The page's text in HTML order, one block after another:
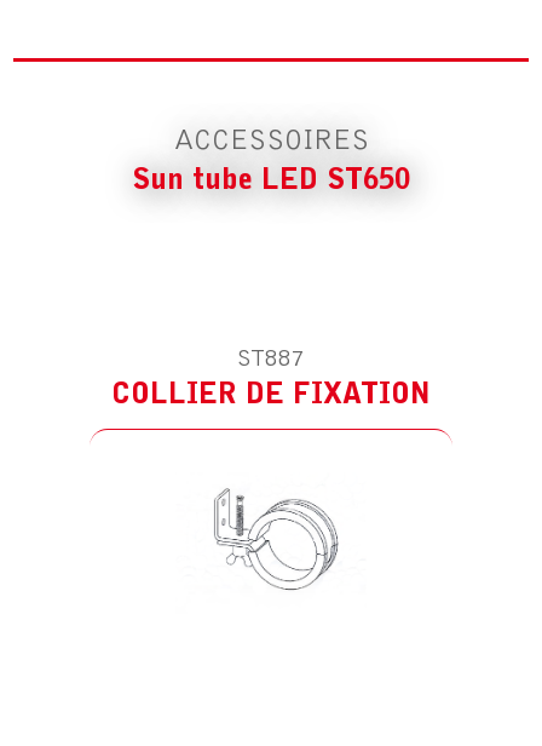
ACCESSOIRES
Sun tube LED ST650
ST887
COLLIER DE FIXATION